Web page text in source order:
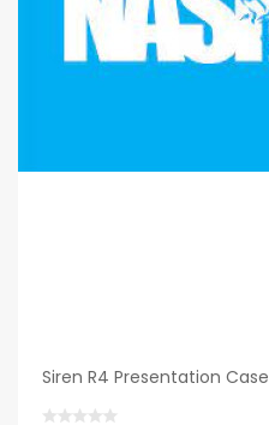
Siren R4 Presentation Case